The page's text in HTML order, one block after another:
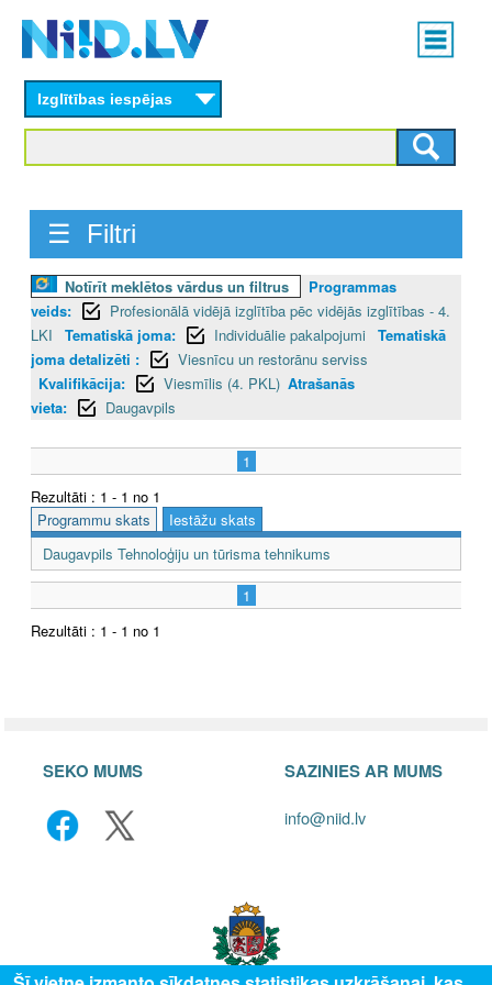
content
Main
menu
Izglītības iespējas
☰ Filtri
Notīrīt meklētos vārdus un filtrus
Programmas
veids:
Profesionālā vidējā izglītība pēc vidējās izglītības - 4.
LKI
Tematiskā joma: Individuālie pakalpojumi
Tematiskā
joma detalizēti :
Viesnīcu un restorānu serviss
Kvalifikācija:
Viesmīlis (4. PKL) Atrašanās
vieta:
Daugavpils
1
Rezultāti : 1 - 1 no 1
Programmu skats
Iestāžu skats
Daugavpils Tehnoloģiju un tūrisma tehnikums
1
Rezultāti : 1 - 1 no 1
SEKO MUMS SAZINIES AR MUMS
info@niid.lv